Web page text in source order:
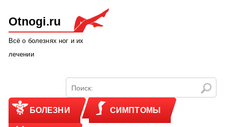
Otnogi.ru
Всё о болезнях ног и их
лечении
БОЛЕЗНИ СИМПТОМЫ